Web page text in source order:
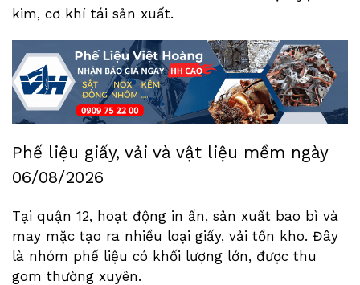
kim, cơ khí tái sản xuất.
Phế liệu giấy, vải và vật liệu mềm ngày
06/08/2026
Tại quận 12, hoạt động in ấn, sản xuất bao bì và
may mặc tạo ra nhiều loại giấy, vải tồn kho. Đây
là nhóm phế liệu có khối lượng lớn, được thu
gom thường xuyên.